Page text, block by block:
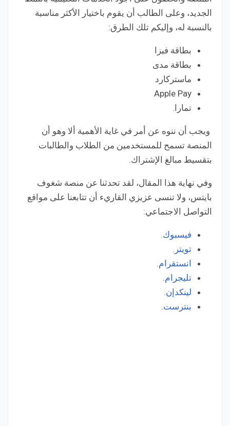
الجديد، وعلى الطالب أن يقوم باختيار الأكثر مناسبة
بالنسبة له، وإليكم تلك الطرق:
بطاقة فيزا
بطاقة مدى
ماستركارد
Apple Pay
تمارا.
ويجب أن ننوه عن أمر في غاية الأهمية ألا وهو أن
المنصة تسمح للمستخدمين من الطلاب والطالبات
بتقسيط مبالغ الإشتراك.
وفي نهاية هذا المقال، لقد تحدثنا عن منصة شغوف
بايتس، ولا تنسى عزيزي القاريء أن تتابعنا على مواقع
التواصل الاجتماعي:
فيسبوك.
تويتر .
انستقرام.
تليجرام.
لينكدإن.
بنترست.